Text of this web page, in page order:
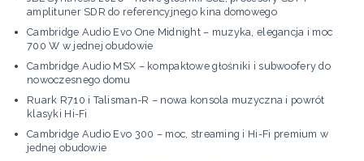
amplituner SDR do referencyjnego kina domowego
Cambridge Audio Evo One Midnight – muzyka, elegancja i moc
700 W w jednej obudowie
Cambridge Audio MSX – kompaktowe głośniki i subwoofery do
nowoczesnego domu
Ruark R710 i Talisman-R – nowa konsola muzyczna i powrót
klasyki Hi-Fi
Cambridge Audio Evo 300 – moc, streaming i Hi-Fi premium w
jednej obudowie